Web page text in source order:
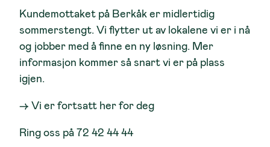
Kundemottaket på Berkåk er midlertidig
sommerstengt. Vi flytter ut av lokalene vi er i nå
og jobber med å finne en ny løsning. Mer
informasjon kommer så snart vi er på plass
igjen.
→ Vi er fortsatt her for deg
Ring oss på 72 42 44 44